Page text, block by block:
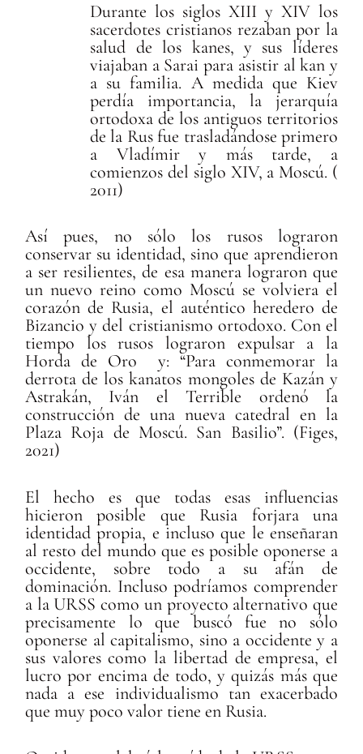
Durante los siglos XIII y XIV los
sacerdotes cristianos rezaban por la
salud de los kanes, y sus líderes
viajaban a Sarai para asistir al kan y
a su familia. A medida que Kiev
perdía importancia, la jerarquía
ortodoxa de los antiguos territorios
de la Rus fue trasladándose primero
a Vladímir y más tarde, a
comienzos del siglo XIV, a Moscú. (
2011)
Así pues, no sólo los rusos lograron
conservar su identidad, sino que aprendieron
a ser resilientes, de esa manera lograron que
un nuevo reino como Moscú se volviera el
corazón de Rusia, el auténtico heredero de
Bizancio y del cristianismo ortodoxo. Con el
tiempo los rusos lograron expulsar a la
Horda de Oro y: “Para conmemorar la
derrota de los kanatos mongoles de Kazán y
Astrakán, Iván el Terrible ordenó la
construcción de una nueva catedral en la
Plaza Roja de Moscú. San Basilio”. (Figes,
2021)
El hecho es que todas esas influencias
hicieron posible que Rusia forjara una
identidad propia, e incluso que le enseñaran
al resto del mundo que es posible oponerse a
occidente, sobre todo a su afán de
dominación. Incluso podríamos comprender
a la URSS como un proyecto alternativo que
precisamente lo que buscó fue no sólo
oponerse al capitalismo, sino a occidente y a
sus valores como la libertad de empresa, el
lucro por encima de todo, y quizás más que
nada a ese individualismo tan exacerbado
que muy poco valor tiene en Rusia.